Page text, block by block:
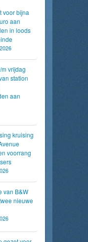
voor bijna
aan
in loods
vrijdag
station
aan
kruising
voorrang
van B&W
nieuwe